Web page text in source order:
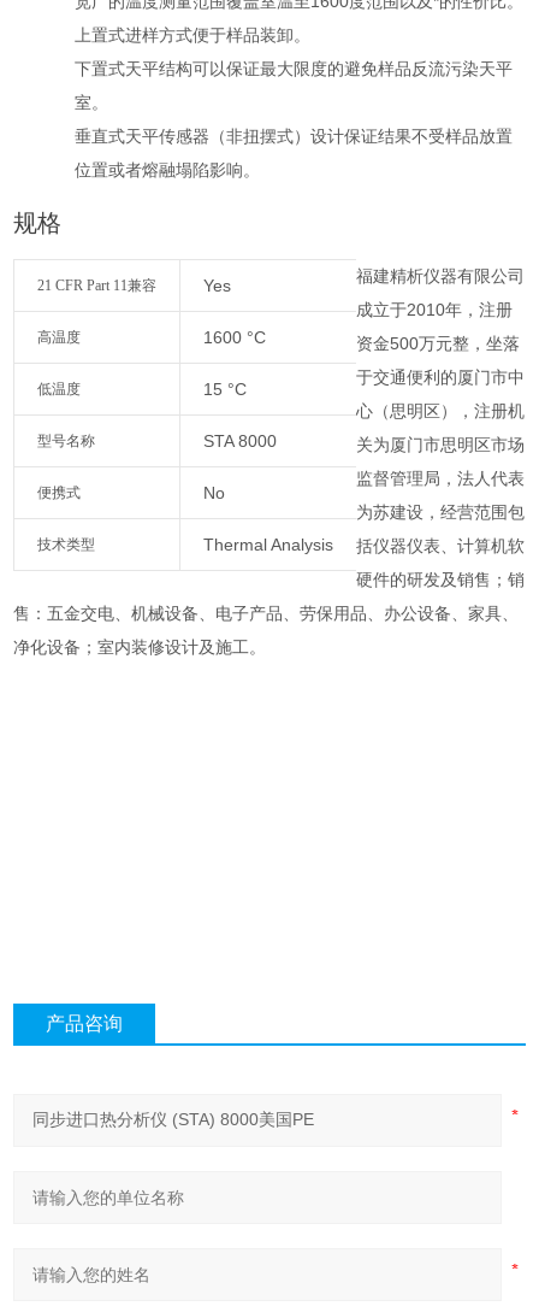
上置式进样方式便于样品装卸。
下置式天平结构可以保证最大限度的避免样品反流污染天平
室。
垂直式天平传感器（非扭摆式）设计保证结果不受样品放置
位置或者熔融塌陷影响。
规格
21 CFR Part 11兼容 Yes
高温度 1600 °C
低温度 15 °C
型号名称 STA 8000
便携式 No
技术类型 Thermal Analysis
福建精析仪器有限公司
成立于2010年，注册
资金500万元整，坐落
于交通便利的厦门市中
心（思明区），注册机
关为厦门市思明区市场
监督管理局，法人代表
为苏建设，经营范围包
括仪器仪表、计算机软
硬件的研发及销售；销
售：五金交电、机械设备、电子产品、劳保用品、办公设备、家具、
净化设备；室内装修设计及施工。
产品咨询